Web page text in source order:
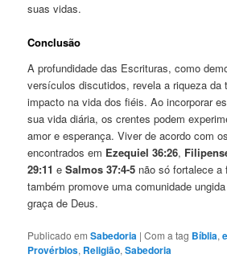
suas vidas.
Conclusão
A profundidade das Escrituras, como
versículos discutidos, revela a riqueza da
impacto na vida dos fiéis. Ao incorporar
sua vida diária, os crentes podem
amor e esperança. Viver de acordo com
encontrados em Ezequiel 36:26,
29:11 eSalmos 37:4-5 não só fortalece
também promove uma comunidade
graça de Deus.
Publicado em Sabedoria |Com a tag Bíblia,
Provérbios, Religião,Sabedoria